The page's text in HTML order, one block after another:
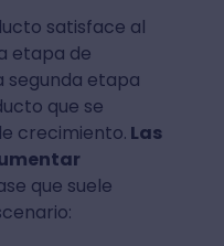
satisface al
etapa de
segunda etapa
que se
crecimiento. Las
que suele